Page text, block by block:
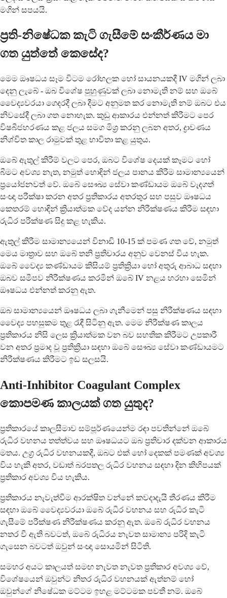
මගින් සපයයි.
ප්‍රති-නිෂේධක කැටි ගැසීමේ සංකීර්ණය මා
ගත යුත්තේ කෙසේද?
මෙම ඖෂධය සෑම විටම රෝහලක හෝ සායනයකදී IV මගින් ලබා
දෙනු ලැබේ - ඔබ විශේෂ පුහුණුවක් ලබා නොමැති නම් සහ ඔබේ
වෛද්‍යවරයා ගෙදරදී ලබා දීමට අනුමත කර නොමැති නම් ඔබට එය
නිවසේදී ලබා ගත නොහැක. කුඩු ආකාරය එන්නත් කිරීමට පෙර
විෂබීජහරණය කළ ජලය සමග මිශ්‍ර කරනු ලබන අතර, ද්‍රාවණය
නිශ්චිත කාල රාමුවක් තුළ භාවිතා කළ යුතුය.
ඔබේ ඇතුල් කිරීම් වලට පෙර, ඔබට විශේෂ දෙයක් කෑමට හෝ
බීමට අවශ්‍ය නැත, නමුත් හොඳින් ජලය පානය කිරීම සාමාන්‍යයෙන්
ප්‍රයෝජනවත් වේ. ඔබේ සෞඛ්‍ය සේවා කණ්ඩායම ඔබේ වැදගත්
සංඥා පරීක්ෂා කරන අතර ප්‍රතිකාරය අතරතුර සහ පසුව ඖෂධය
කෙතරම් හොඳින් ක්‍රියාත්මක වේද යන්න නිරීක්ෂණය කිරීම සඳහා
රුධිර පරීක්ෂණ සිදු කළ හැකිය.
ඇතුල් කිරීම සාමාන්‍යයෙන් විනාඩි 10-15 ක් පමණ ගත වේ, නමුත්
මෙය මාත්‍රාව සහ ඔබේ තනි ප්‍රතිචාරය අනුව වෙනස් විය හැක.
ඔබේ වෛද්‍ය කණ්ඩායම කිසියම් ප්‍රතික්‍රියා හෝ අතුරු ආබාධ සඳහා
ඔබව සමීපව නිරීක්ෂණය කරමින් ඔබේ IV නළය හරහා සෙමින්
ඖෂධය එන්නත් කරනු ඇත.
ඔබ සාමාන්‍යයෙන් ඖෂධය ලබා ගැනීමෙන් පසු නිරීක්ෂණය සඳහා
වෛද්‍ය පහසුකම තුළ රැඳී සිටිනු ඇත. මෙම නිරීක්ෂණ කාලය
ප්‍රතිකාරය නිසි ලෙස ක්‍රියාත්මක වන බව සහතික කිරීමට උපකාරී
වන අතර ප්‍රමාද වූ ප්‍රතික්‍රියා සඳහා ඔබේ සෞඛ්‍ය සේවා කණ්ඩායමට
නිරීක්ෂණය කිරීමට ඉඩ සලසයි.
Anti-Inhibitor Coagulant Complex
කොපමණ කාලයක් ගත යුතුද?
ප්‍රතිකාරයේ කාලසීමාව සම්පූර්ණයෙන්ම රඳා පවතින්නේ ඔබේ
රුධිර වහනය තත්ත්වය සහ ඖෂධයට ඔබ ප්‍රතිචාර දක්වන ආකාරය
මතය. උග්‍ර රුධිර වහනයකදී, ඔබට එක් හෝ දෙකක් පමණක් අවශ්‍ය
විය හැකි අතර, වඩාත් බරපතල රුධිර වහනය සඳහා දින කිහිපයක්
ප්‍රතිකාර අවශ්‍ය විය හැකිය.
ප්‍රතිකාරය නැවැත්වීම ආරක්ෂිත වන්නේ කවදාදැයි තීරණය කිරීම
සඳහා ඔබේ වෛද්‍යවරයා ඔබේ රුධිර වහනය සහ රුධිර කැටි
ගැසීමේ පරීක්ෂණ නිරීක්ෂණය කරනු ඇත. ඔබේ රුධිර වහනය
නතර වී ඇති බවටත්, ඔබේ රුධිරය නැවත සාමාන්‍ය පරිදි කැටි
ගැසෙන බවටත් ඔවුන් සංඥා සොයමින් සිටිති.
සමහර අයට කාලයත් සමඟ නැවත නැවත ප්‍රතිකාර අවශ්‍ය වේ,
විශේෂයෙන් ඔවුන්ට නිතර රුධිර වහනයක් ඇත්නම් හෝ
ඔවුන්ගේ නිෂේධක මට්ටම ඉහළ මට්ටමක පවතී නම්. ඔබේ